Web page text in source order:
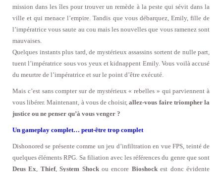
mission dans les îles pour trouver un remède à la peste qui sévit dans la
ville et qui menace l’empire. Tandis que vous débarquez, Emily, fille de
l’impératrice vous saute au cou mais les nouvelles que vous ramenez sont
mauvaises.
Quelques instants plus tard, de mystérieux assassins sortent de nulle part,
tuent l’impératrice sous vos yeux et kidnappent Emily. Vous voilà accusé
du meurtre de l’impératrice et sur le point d’être exécuté.
Mais c’est sans compter sur de mystérieux « rebelles » qui parviennent à
vous libérer. Maintenant, à vous de choisir,allez-vous faire triompher la
justice ou ne penser qu’à vous venger ?
Un gameplay complet… peut-être trop complet
Dishonored se présente comme un jeu d’infiltration en vue FPS, teinté de
quelques éléments RPG. Sa filiation avec les références du genre que sont
Deus Ex, Thief,System Shockou encore Bioshockest donc évidente